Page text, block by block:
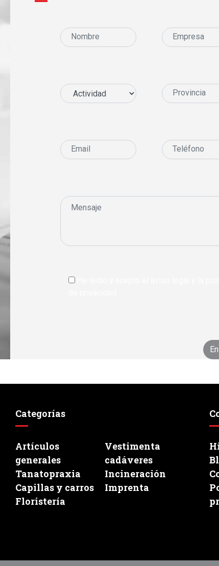
Categorías
Artículos
generales
Vestimenta
cadáveres
Tanatopraxia
Incineración
Capillas y carros
Imprenta
Floristería